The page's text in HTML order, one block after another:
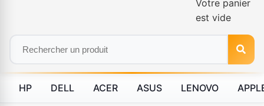
Votre panier
est vide
HP DELL ACER ASUS LENOVO